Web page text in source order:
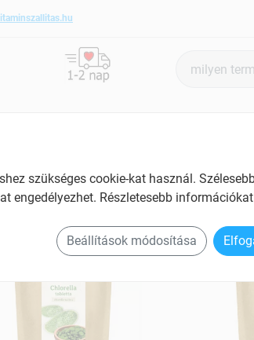
keresés
szükséges cookie-kat használ.
engedélyezhet. Részletesebb
Beállítások módosítása